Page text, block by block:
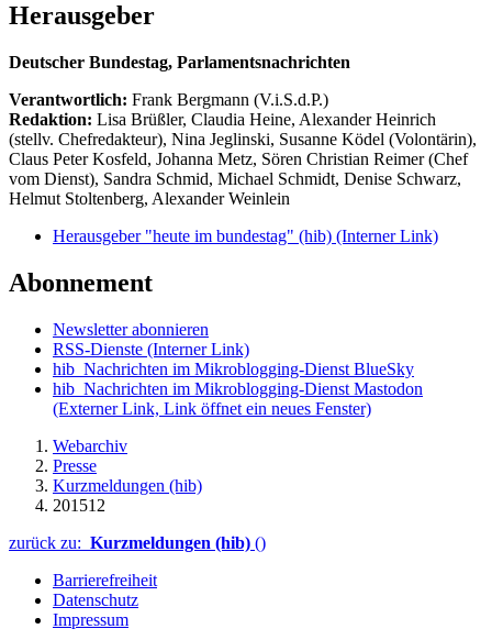
Herausgeber
Deutscher Bundestag, Parlamentsnachrichten
Verantwortlich: Frank Bergmann (V.i.S.d.P.)
Redaktion: Lisa Brüßler, Claudia Heine, Alexander Heinrich
(stellv. Chefredakteur), Nina Jeglinski, Susanne Ködel (Volontärin),
Claus Peter Kosfeld, Johanna Metz, Sören Christian Reimer (Chef
vom Dienst), Sandra Schmid, Michael Schmidt, Denise Schwarz,
Helmut Stoltenberg, Alexander Weinlein
Herausgeber "heute im bundestag" (hib) (Interner Link)
Abonnement
Newsletter abonnieren
RSS-Dienste (Interner Link)
hib_Nachrichten im Mikroblogging-Dienst BlueSky
hib_Nachrichten im Mikroblogging-Dienst Mastodon
(Externer Link, Link öffnet ein neues Fenster)
Webarchiv
Presse
Kurzmeldungen (hib)
201512
zurück zu: Kurzmeldungen (hib) ()
Barrierefreiheit
Datenschutz
Impressum